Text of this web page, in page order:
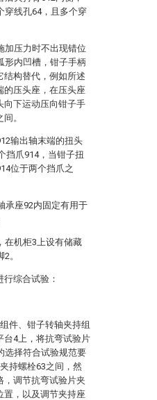
穿线孔64，且多个穿
加压力时不出现错位
形内凹槽，钳子手柄
结构替代，例如所述
的压头座，在压头座
向下运动压向钳子手
。
输出轴末端的扭头
挡爪914，当钳子扭
位于两个挡爪之
承座92内固定有用于
在机柜3上设有储藏
。
综合试验：
件、钳子转轴夹持组
台4上，将抗弯试验片
选择符合试验规范要
持螺栓63之间，然
，调节抗弯试验片夹
置，以及调节夹持座